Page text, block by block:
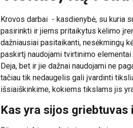
Krovos darbai - kasdienybė, su kuria
pasirinkti ir jiems pritaikytus kėlimo
dažniausiai pasitaikanti, nesėkmingų
paskirtį naudojami tvirtinimo
Deja, bet ir jie dažnai naudojami ne
tačiau tik nedaugelis gali įvardinti
išsiaiškinkime, kokiems tikslams jis
Kas yra sijos